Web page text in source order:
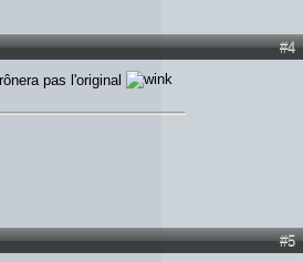
#4
pas l'original
#5